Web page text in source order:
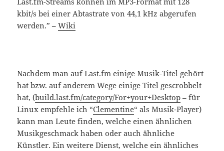
kbit/s bei einer Abtastrate von 44,1 kHz abgerufen
werden.” –Wiki
Nachdem man auf Last.fm einige Musik-Titel gehört
hat bzw. auf anderem Wege einige Titel gescrobbelt
hat, (build.last.fm/category/For+your+Desktop – für
Linux empfehle ich “Clementine“ als Musik-Player)
kann man Leute finden, welche einen ähnlichen
Musikgeschmack haben oder auch ähnliche
Künstler. Ein weitere Dienst, welche ein ähnliches